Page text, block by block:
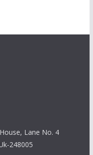
Lane No. 4
248005